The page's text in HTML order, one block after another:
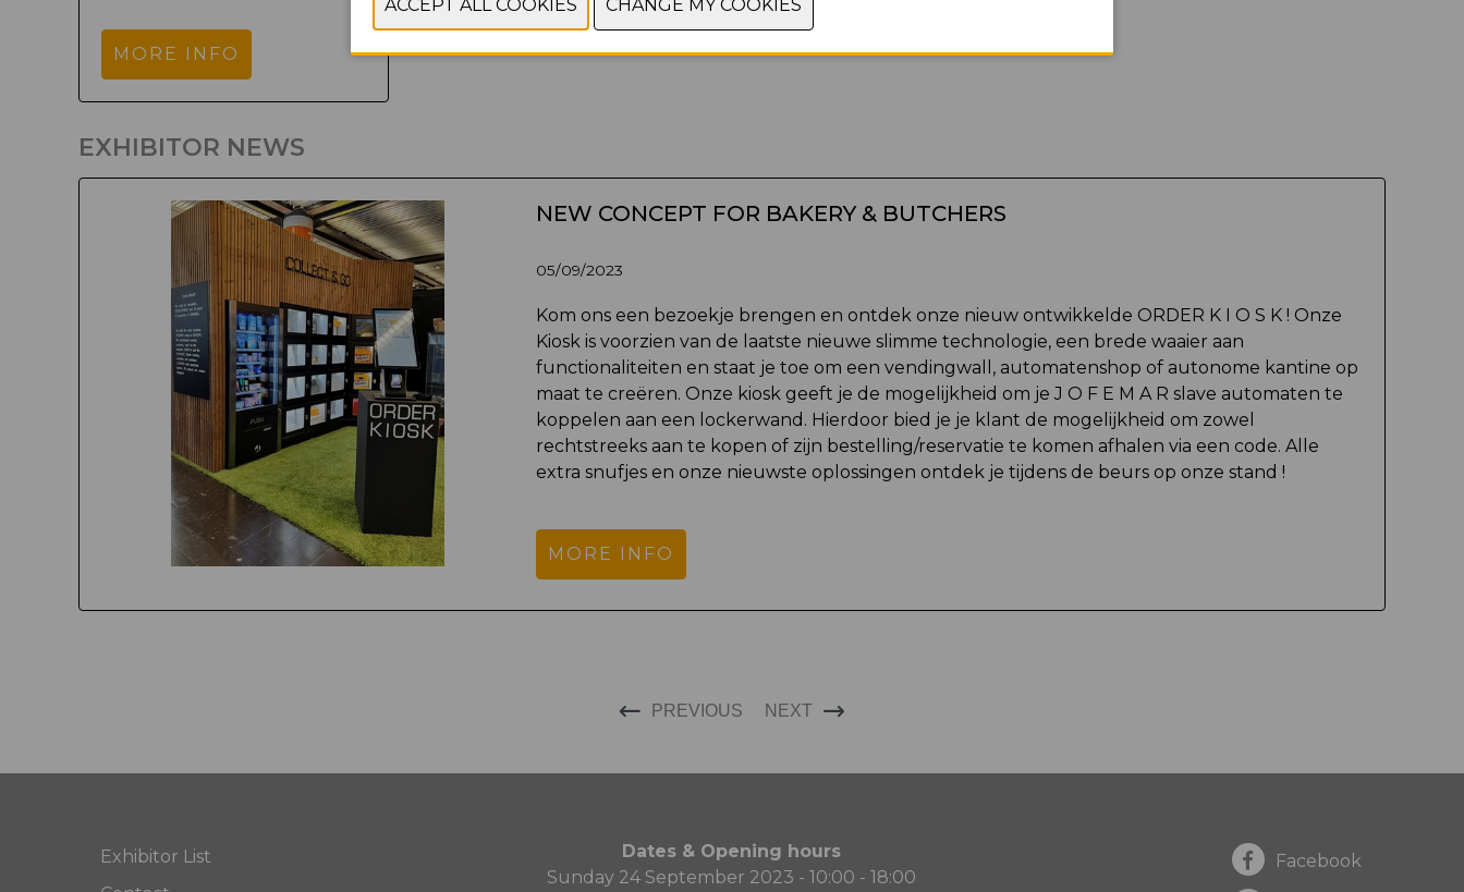
MORE INFO
EXHIBITOR NEWS
NEW CONCEPT FOR BAKERY & BUTCHERS
05/09/2023
Kom ons een bezoekje brengen en ontdek onze nieuw ontwikkelde ORDER K I O S K ! Onze
Kiosk is voorzien van de laatste nieuwe slimme technologie, een brede waaier aan
functionaliteiten en staat je toe om een vendingwall, automatenshop of autonome kantine op
maat te creëren. Onze kiosk geeft je de mogelijkheid om je J O F E M A R slave automaten te
koppelen aan een lockerwand. Hierdoor bied je je klant de mogelijkheid om zowel
rechtstreeks aan te kopen of zijn bestelling/reservatie te komen afhalen via een code. Alle
extra snufjes en onze nieuwste oplossingen ontdek je tijdens de beurs op onze stand !
MORE INFO
PREVIOUS NEXT
Exhibitor List
Dates & Opening hours
Sunday 24 September 2023 - 10:00 - 18:00
Facebook